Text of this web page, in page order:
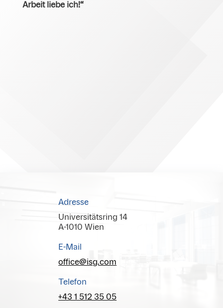
Arbeit liebe ich!“
Adresse
Universitätsring 14
A-1010 Wien
E-Mail
office@isg.com
Telefon
+43 1 512 35 05